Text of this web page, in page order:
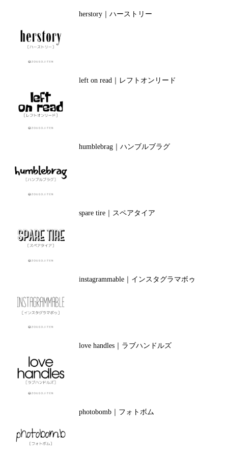
herstory｜ハーストリー
left on read｜レフトオンリード
humblebrag｜ハンブルブラグ
spare tire｜スペアタイア
instagrammable｜インスタグラマボゥ
love handles｜ラブハンドルズ
photobomb｜フォトボム